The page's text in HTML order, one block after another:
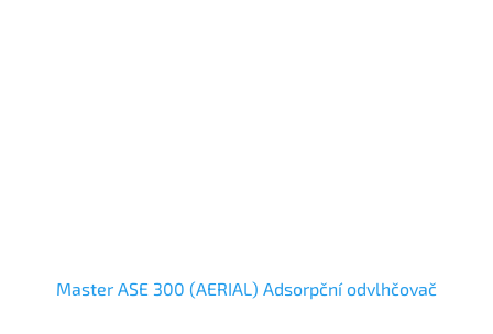
Master ASE 300 (AERIAL) Adsorpční odvlhčovač